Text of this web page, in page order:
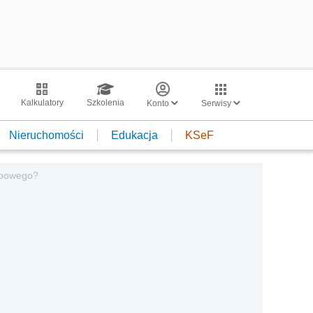
Kalkulatory Szkolenia Konto Serwisy
Nieruchomości Edukacja KSeF